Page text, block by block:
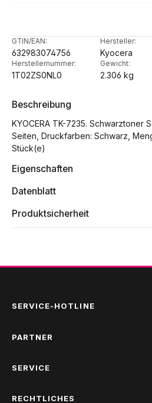
GTIN/EAN:
632983074756
Hersteller:
Kyocera
Herstellernummer:
1T02ZS0NL0
Gewicht:
2.306 kg
Beschreibung
KYOCERA TK-7235. Schwarztoner
Seiten, Druckfarben: Schwarz,
Stück(e)
Eigenschaften
Datenblatt
Produktsicherheit
SERVICE-HOTLINE
PARTNER
SERVICE
RECHTLICHES